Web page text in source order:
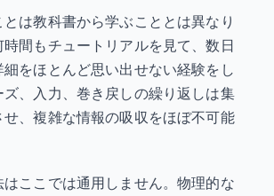
は教科書から学ぶこととは異なり
時間もチュートリアルを見て、数日
をほとんど思い出せない経験をし
、入力、巻き戻しの繰り返しは集
、複雑な情報の吸収をほぼ不可能
ここでは通用しません。物理的な